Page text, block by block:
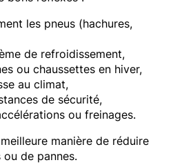
les pneus (hachures,
de refroidissement,
ou chaussettes en hiver,
au climat,
de sécurité,
ou freinages.
manière de réduire
ou de pannes.